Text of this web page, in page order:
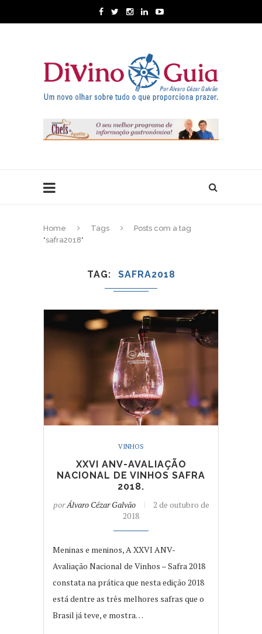
Home Tags
Posts com a tag
"safra2018"
TAG SAFRA2018
VINHOS
XXVI ANV-AVALIAÇÃO
NACIONAL DE VINHOS SAFRA
2018.
porÁlvaro Cézar Galvão
2 de outubro de
2018
Meninas e meninos, A XXVI ANV-
Avaliação Nacional de Vinhos – Safra 2018
constata na prática que nesta edição 2018
está dentre as três melhores safras que o
Brasil já teve, e mostra…